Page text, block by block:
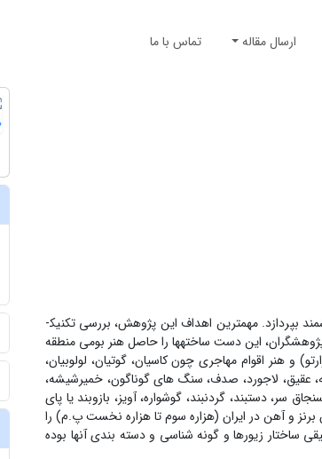
ارسال مقاله تماس با ما
بپردازد. مهم­ترین اهداف این پژوهش، بررسی تکنیک­
این دست ساخته­ها را حاصل هنر بومی منطقه
و هنر اقوام مهاجری چون کاسیان، گوتیان، لولوبیان،
عقیق، لاجورد، صدف، سنگ های گوناگون، خمیرشیشه،
سر، دستبند، گردنبند، گوشواره، آویز، بازوبند یا پای
برنز و آهن در ایران (هزاره سوم تا هزاره نخست پ.م) را
زیورها و گونه شناسی و دسته بندی آنها بوده